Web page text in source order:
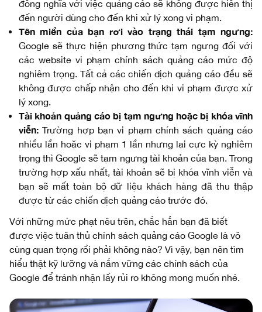
đồng nghĩa với việc quảng cáo sẽ không được hiển thị
đến người dùng cho đến khi xử lý xong vi phạm.
Tên miền của bạn rơi vào trạng thái tạm ngưng:
Google sẽ thực hiện phương thức tạm ngưng đối với
các website vi phạm chính sách quảng cáo mức độ
nghiêm trọng. Tất cả các chiến dịch quảng cáo đều sẽ
không được chấp nhận cho đến khi vi phạm được xử
lý xong.
Tài khoản quảng cáo bị tạm ngưng hoặc bị khóa vĩnh
viễn: Trường hợp bạn vi phạm chính sách quảng cáo
nhiều lần hoặc vi phạm 1 lần nhưng lại cực kỳ nghiêm
trọng thì Google sẽ tạm ngưng tài khoản của bạn. Trong
trường hợp xấu nhất, tài khoản sẽ bị khóa vĩnh viễn và
bạn sẽ mất toàn bộ dữ liệu khách hàng đã thu thập
được từ các chiến dịch quảng cáo trước đó.
Với những mức phạt nêu trên, chắc hẳn bạn đã biết
được việc tuân thủ chính sách quảng cáo Google là vô
cùng quan trọng rồi phải không nào? Vì vậy, bạn nên tìm
hiểu thật kỹ lưỡng và nắm vững các chính sách của
Google để tránh nhận lấy rủi ro không mong muốn nhé.